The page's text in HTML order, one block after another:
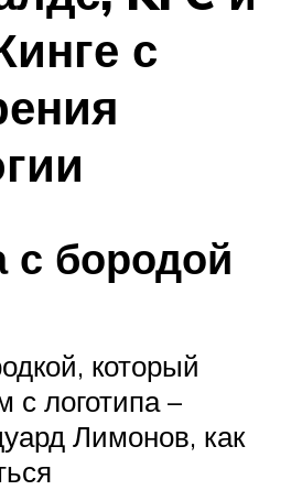
с
с бородой
который
с логотипа –
Лимонов, как